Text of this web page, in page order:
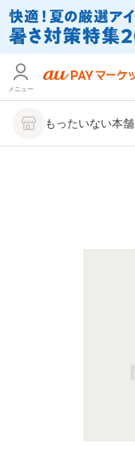
メニュー
もったいない本舗